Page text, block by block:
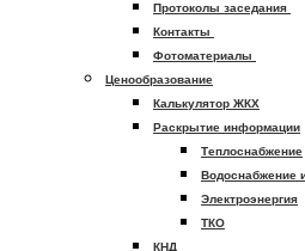
Протоколы заседания
Контакты
Фотоматериалы
Ценообразование
Калькулятор ЖКХ
Раскрытие информации
Теплоснабжение
Водоснабжение
Электроэнергия
ТКО
КНД